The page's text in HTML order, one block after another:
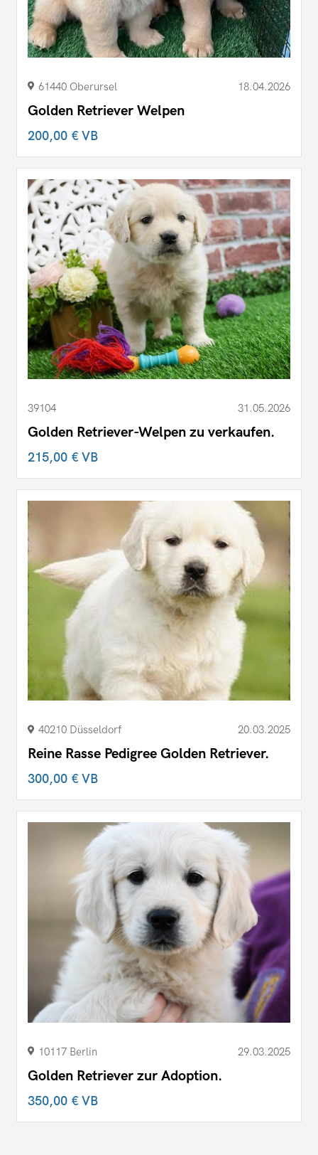
61440 Oberursel 18.04.2026
Golden Retriever Welpen
200,00 €VB
39104 31.05.2026
Golden Retriever-Welpen zu verkaufen.
215,00 €VB
40210 Düsseldorf 20.03.2025
Reine Rasse Pedigree Golden Retriever.
300,00 €VB
10117 Berlin 29.03.2025
Golden Retriever zur Adoption.
350,00 €VB